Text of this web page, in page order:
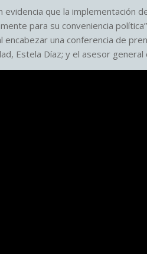
que la implementación
para su conveniencia
encabezar una conferencia de
Estela Díaz; y el asesor